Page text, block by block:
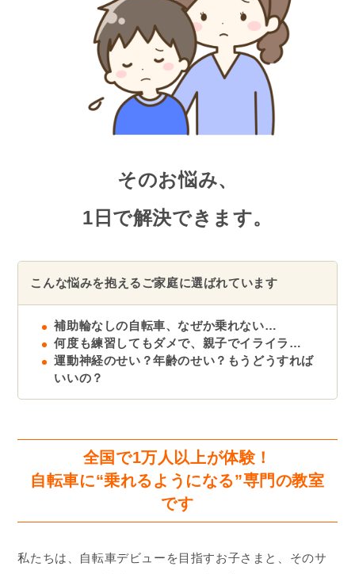
そのお悩み、
1日で解決できます。
こんな悩みを抱えるご家庭に選ばれています
補助輪なしの自転車、なぜか乗れない…
何度も練習してもダメで、親子でイライラ…
運動神経のせい？年齢のせい？もうどうすれば
いいの？
全国で1万人以上が体験！
自転車に“乗れるようになる”専門の教室
です
私たちは、自転車デビューを目指すお子さまと、そのサ